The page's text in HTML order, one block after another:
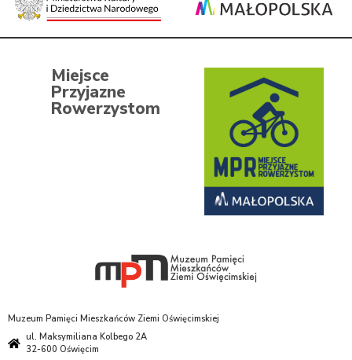
Miejsce
Przyjazne
Rowerzystom
Muzeum Pamięci Mieszkańców Ziemi Oświęcimskiej
ul. Maksymiliana Kolbego 2A
32-600 Oświęcim